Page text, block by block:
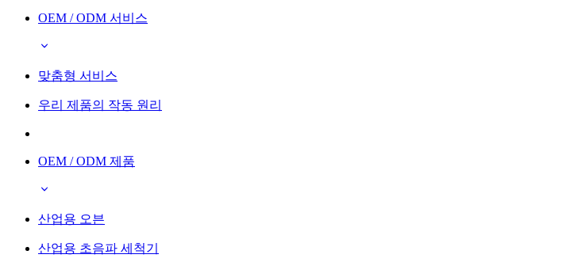
OEM / ODM 서비스
맞춤형 서비스
우리 제품의 작동 원리
OEM / ODM 제품
산업용 오븐
산업용 초음파 세척기